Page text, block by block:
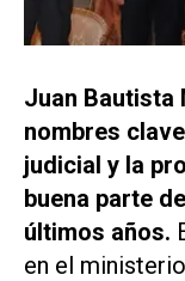
Juan Bautista
nombres
judicial y la
buena parte
últimos años.
en el